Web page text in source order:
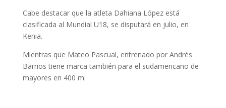
Cabe destacar que la atleta Dahiana López está
clasificada al Mundial U18, se disputará en julio, en
Kenia.
Mientras que Mateo Pascual, entrenado por Andrés
Barrios tiene marca también para el sudamericano de
mayores en 400 m.